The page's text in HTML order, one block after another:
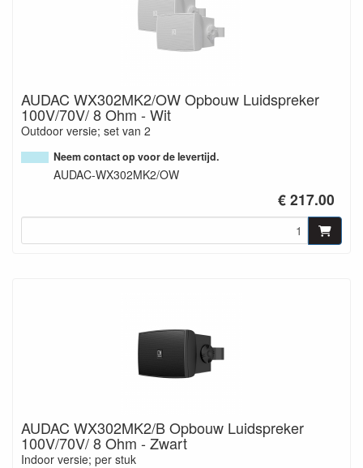
AUDAC WX302MK2/OW Opbouw Luidspreker
100V/70V/ 8 Ohm - Wit
Outdoor versie; set van 2
Neem contact op voor de levertijd.
AUDAC-WX302MK2/OW
€ 217.00
AUDAC WX302MK2/B Opbouw Luidspreker
100V/70V/ 8 Ohm - Zwart
Indoor versie; per stuk